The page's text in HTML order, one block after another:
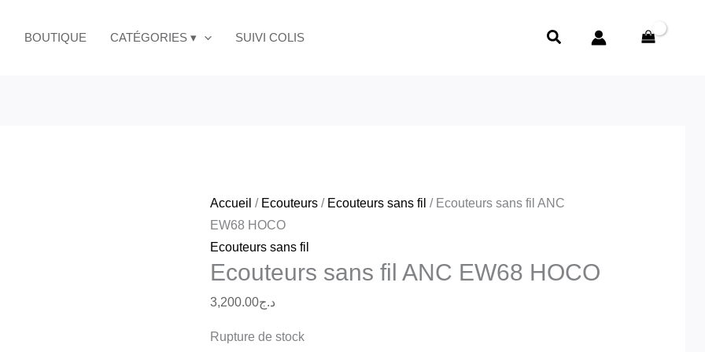
BOUTIQUE CATÉGORIES ▾ SUIVI COLIS Rechercher
Accueil / Ecouteurs / Ecouteurs sans fil / Ecouteurs sans fil ANC
EW68 HOCO
Ecouteurs sans fil
Ecouteurs sans fil ANC EW68 HOCO
د.ج3,200.00
Rupture de stock